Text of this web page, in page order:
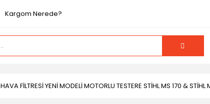
Kargom Nerede?
HAVA FİLTRESİ YENİ MODELİ MOTORLU TESTERE STİHL MS 170 &